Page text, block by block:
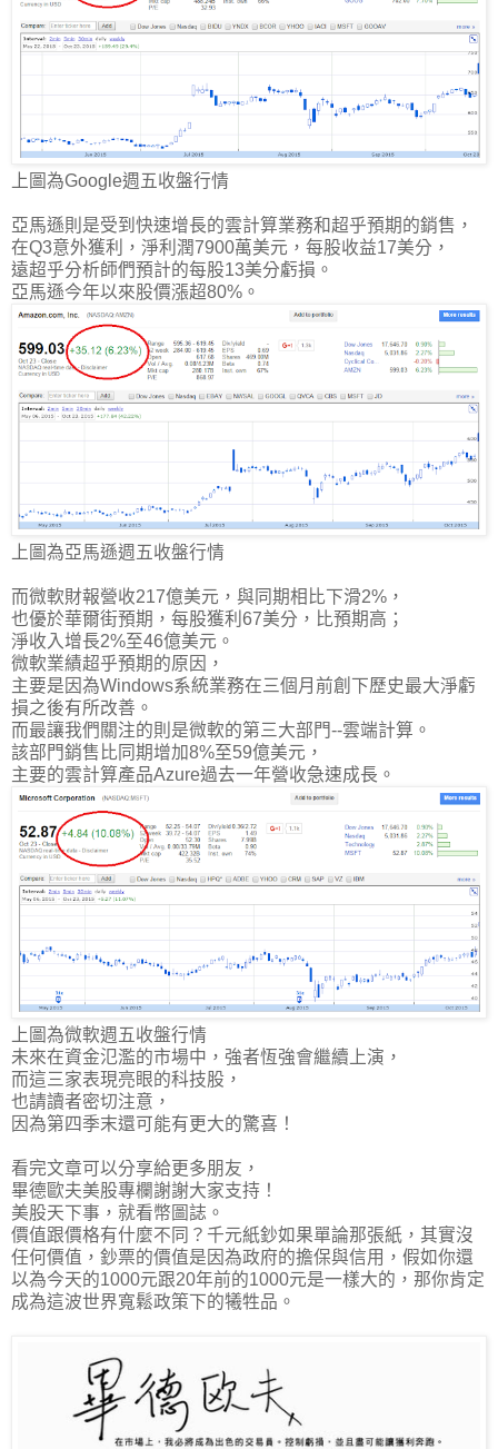
上圖為Google週五收盤行情
亞馬遜則是受到快速增長的雲計算業務和超乎預期的銷售，
在Q3意外獲利，淨利潤7900萬美元，每股收益17美分，
遠超乎分析師們預計的每股13美分虧損。
亞馬遜今年以來股價漲超80%。
上圖為亞馬遜週五收盤行情
而微軟財報營收217億美元，與同期相比下滑2%，
也優於華爾街預期，每股獲利67美分，比預期高；
淨收入增長2%至46億美元。
微軟業績超乎預期的原因，
主要是因為Windows系統業務在三個月前創下歷史最大淨虧
損之後有所改善。
而最讓我們關注的則是微軟的第三大部門--雲端計算。
該部門銷售比同期增加8%至5​​9億美元，
主要的雲計算產品Azure過去一年營收急速成長。
上圖為微軟週五收盤行情
未來在資金氾濫的市場中，強者恆強會繼續上演，
而這三家表現亮眼的科技股，
也請讀者密切注意，
因為第四季末還可能有更大的驚喜！
看完文章可以分享給更多朋友，
畢德歐夫美股專欄謝謝大家支持！
美股天下事，就看幣圖誌。
價值跟價格有什麼不同？千元紙鈔如果單論那張紙，其實沒
任何價值，鈔票的價值是因為政府的擔保與信用，假如你還
以為今天的1000元跟20年前的1000元是一樣大的，那你肯定
成為這波世界寬鬆政策下的犧牲品。